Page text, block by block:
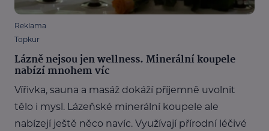
Reklama
Topkur
Lázně nejsou jen wellness. Minerální koupele
nabízí mnohem víc
Vířivka, sauna a masáž dokáží příjemně uvolnit
tělo i mysl. Lázeňské minerální koupele ale
nabízejí ještě něco navíc. Využívají přírodní léčivé